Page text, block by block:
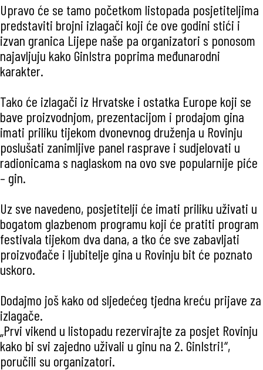
Upravo će se tamo početkom listopada posjetiteljima
predstaviti brojni izlagači koji će ove godini stići i
izvan granica Lijepe naše pa organizatori s ponosom
najavljuju kako GinIstra poprima međunarodni
karakter.
Tako će izlagači iz Hrvatske i ostatka Europe koji se
bave proizvodnjom, prezentacijom i prodajom gina
imati priliku tijekom dvonevnog druženja u Rovinju
poslušati zanimljive panel rasprave i sudjelovati u
radionicama s naglaskom na ovo sve popularnije piće
– gin.
Uz sve navedeno, posjetitelji će imati priliku uživati u
bogatom glazbenom programu koji će pratiti program
festivala tijekom dva dana, a tko će sve zabavljati
proizvođače i ljubitelje gina u Rovinju bit će poznato
uskoro.
Dodajmo još kako od sljedećeg tjedna kreću prijave za
izlagače.
„Prvi vikend u listopadu rezervirajte za posjet Rovinju
kako bi svi zajedno uživali u ginu na 2. GinIstri!“,
poručili su organizatori.